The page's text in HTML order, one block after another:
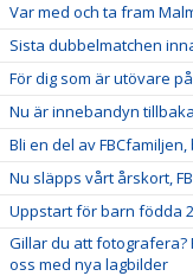
Var med och ta fram
Sista dubbelmatchen
För dig som är utövare
Nu är innebandyn
Bli en del av
Nu släpps vårt årskort,
Uppstart för barn födda
Gillar du att fotografera?
oss med nya lagbilder